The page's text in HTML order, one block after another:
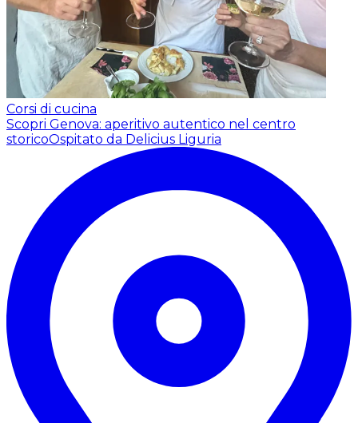
Corsi di cucina
Scopri Genova: aperitivo autentico nel centro
storicoOspitato da Delicius Liguria